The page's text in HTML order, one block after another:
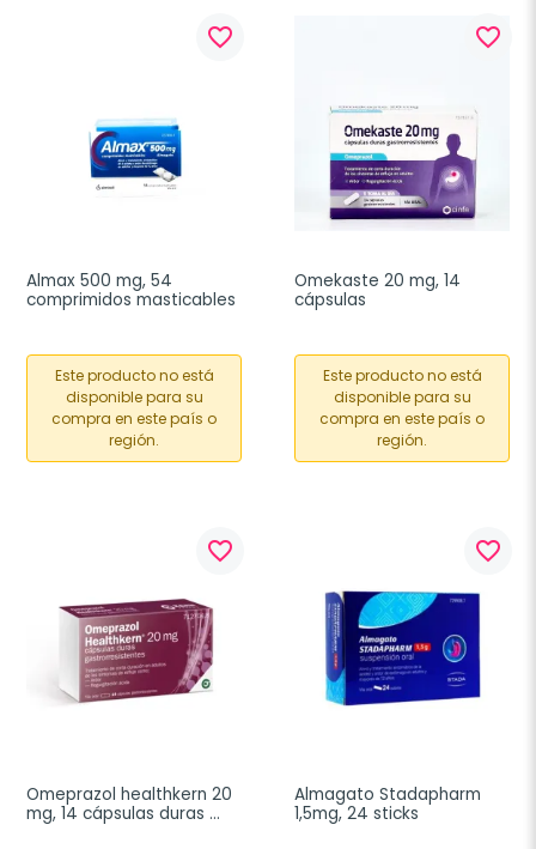
favorite_border
Almax 500 mg, 54
comprimidos masticables
Este producto no está
disponible para su
compra en este país o
región.
favorite_border
Omekaste 20 mg, 14
cápsulas
Este producto no está
disponible para su
compra en este país o
región.
favorite_border
Omeprazol healthkern 20
mg, 14 cápsulas duras
favorite_border
Almagato Stadapharm
1,5mg, 24 sticks